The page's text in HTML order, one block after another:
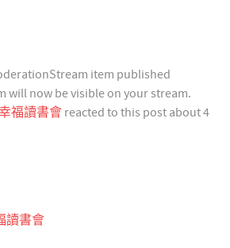
Stream item published
will now be visible on your stream.
福讀書會 reacted to this post about 4
讀書會